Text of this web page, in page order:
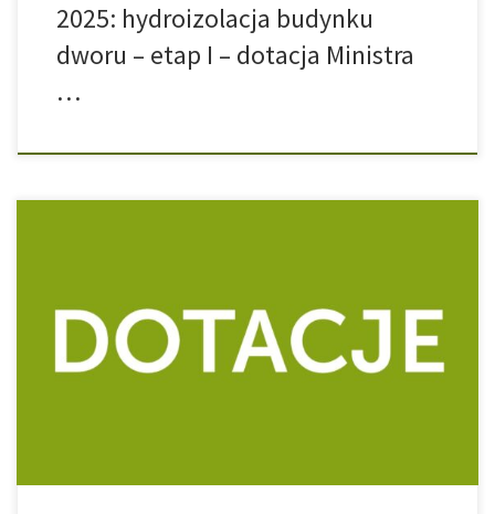
2025: hydroizolacja budynku
dworu – etap I – dotacja Ministra
…
zabytkowego dworu Dofinansowanie: 46 000,00 zł Całkowita
wartość zadania: 52 000,00 zł Zakres działań: zajęcia z renowacji
zabytkowych mebli warsztaty archeologiczne dla dzieci i